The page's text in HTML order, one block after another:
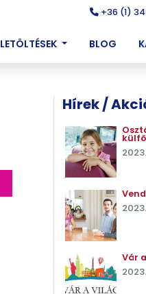
+36 (1)
LETÖLTÉSEK BLOG
Hírek /
Vár